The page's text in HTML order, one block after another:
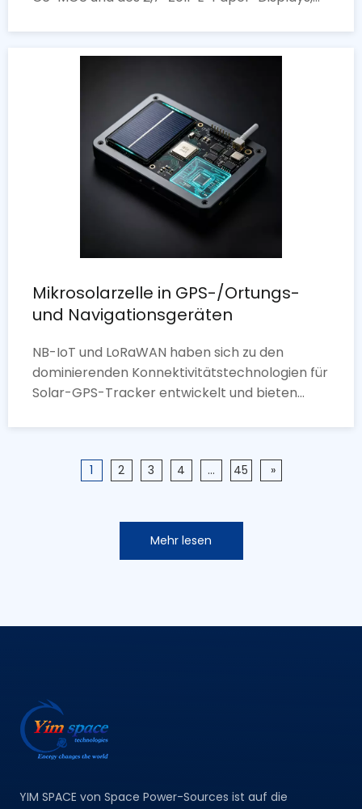
NEO-M8N GPS und QMC5883L-Magnetometer
zur Zielführung und digitalen Kompass – völlig
Vollständig Open Source auf GitHub, was das
Potenzial eingebetteter Systeme für die
Outdoor-Navigation mit extrem geringem
Stromverbrauch demonstriert.
Mikrosolarzelle in GPS-/Ortungs-
und Navigationsgeräten
NB-IoT und LoRaWAN haben sich zu den
dominierenden Konnektivitätstechnologien für
Solar-GPS-Tracker entwickelt und bieten
eine starke Signaldurchdringung. Für tragbare
miniaturisiert.
1 2 3 4 ... 45 »
Mehr lesen
YIM SPACE von Space Power-Sources ist auf die